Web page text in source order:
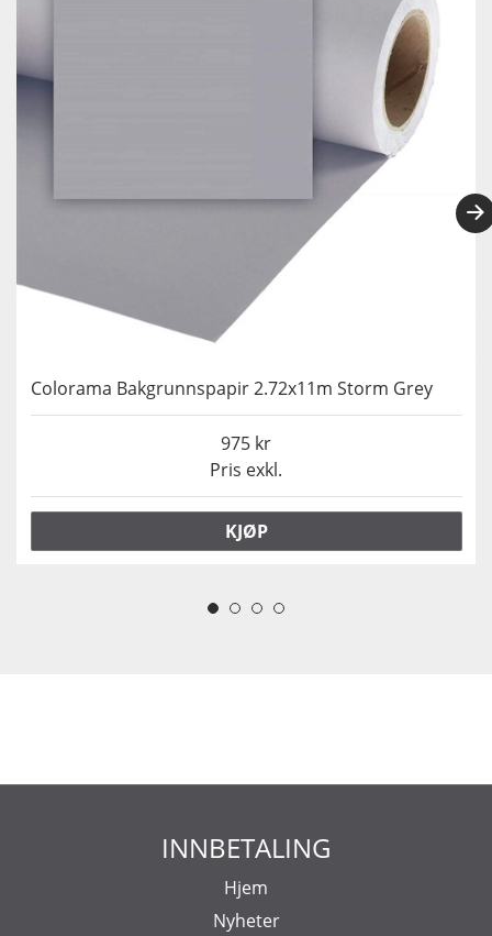
Colorama Bakgrunnspapir 2.72x11m Storm Grey
Pris exkl.
975
KJØP
INNBETALING
Hjem
Nyheter